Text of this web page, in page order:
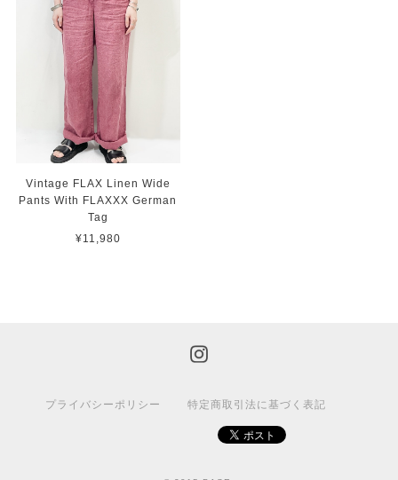
Vintage FLAX Linen Wide
Pants With FLAXXX German
Tag
¥11,980
プライバシーポリシー 特定商取引法に基づく表記